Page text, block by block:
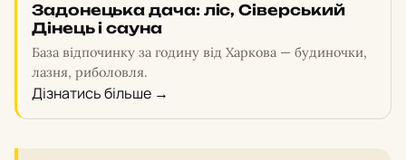
Задонецька дача: ліс, Сіверський
Дінець і сауна
База відпочинку за годину від Харкова — будиночки,
лазня, риболовля.
Дізнатись більше →